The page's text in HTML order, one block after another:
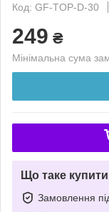
Код: GF-TOP-D-30
249 ₴
Мінімальна сума
Що таке
Замовлення